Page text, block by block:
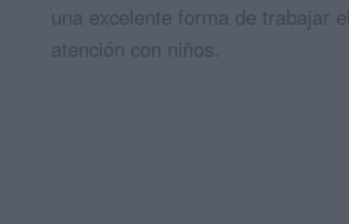
una excelente forma de trabajar
atención con niños.